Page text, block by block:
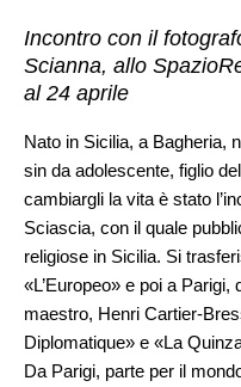
Incontro con il
Scianna, allo
al 24 aprile
Nato in Sicilia, a Bagheria,
sin da adolescente, figlio
cambiargli la vita è stato
Sciascia, con il quale
religiose in Sicilia. Si
«L’Europeo» e poi a
maestro, Henri Cartier-
Diplomatique» e «La
Da Parigi, parte per il